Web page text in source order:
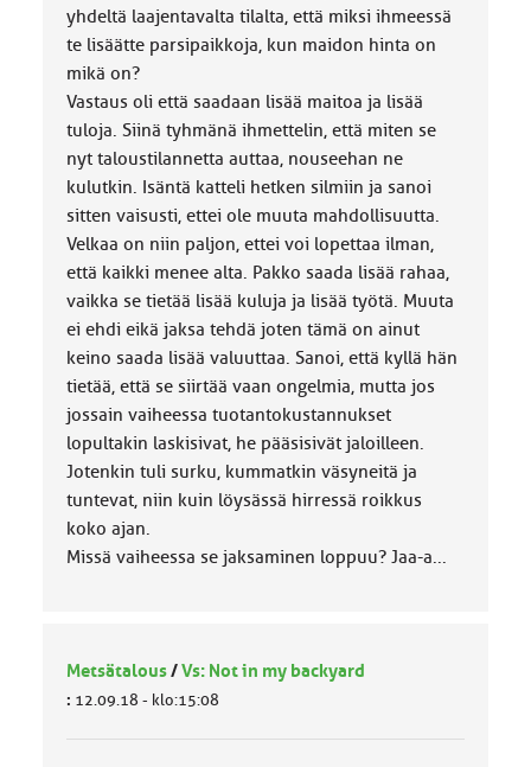
yhdeltä laajentavalta tilalta, että miksi ihmeessä
te lisäätte parsipaikkoja, kun maidon hinta on
mikä on?
Vastaus oli että saadaan lisää maitoa ja lisää
tuloja. Siinä tyhmänä ihmettelin, että miten se
nyt taloustilannetta auttaa, nouseehan ne
kulutkin. Isäntä katteli hetken silmiin ja sanoi
sitten vaisusti, ettei ole muuta mahdollisuutta.
Velkaa on niin paljon, ettei voi lopettaa ilman,
että kaikki menee alta. Pakko saada lisää rahaa,
vaikka se tietää lisää kuluja ja lisää työtä. Muuta
ei ehdi eikä jaksa tehdä joten tämä on ainut
keino saada lisää valuuttaa. Sanoi, että kyllä hän
tietää, että se siirtää vaan ongelmia, mutta jos
jossain vaiheessa tuotantokustannukset
lopultakin laskisivat, he pääsisivät jaloilleen.
Jotenkin tuli surku, kummatkin väsyneitä ja
tuntevat, niin kuin löysässä hirressä roikkus
koko ajan.
Missä vaiheessa se jaksaminen loppuu? Jaa-a...
Metsätalous/Vs: Not in my backyard
: 12.09.18 - klo:15:08